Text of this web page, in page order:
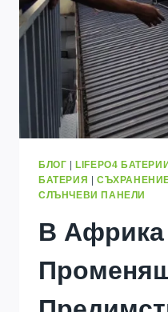
БЛОГ LIFEPO4 БАТЕРИИ
БАТЕРИЯ
СЛЪНЧЕВИ ПАНЕЛИ
В Африка